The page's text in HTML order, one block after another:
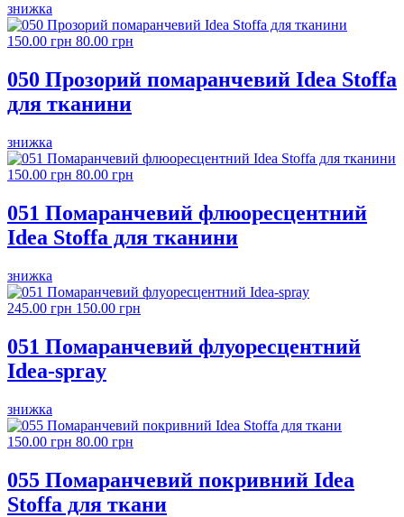
знижка
150.00 грн 80.00 грн
050 Прозорий помаранчевий Idea Stoffa
для тканини
знижка
150.00 грн 80.00 грн
051 Помаранчевий флюоресцентний
Idea Stoffa для тканини
знижка
245.00 грн 150.00 грн
051 Помаранчевий флуоресцентний
Idea-spray
знижка
150.00 грн 80.00 грн
055 Помаранчевий покривний Idea
Stoffa для ткани